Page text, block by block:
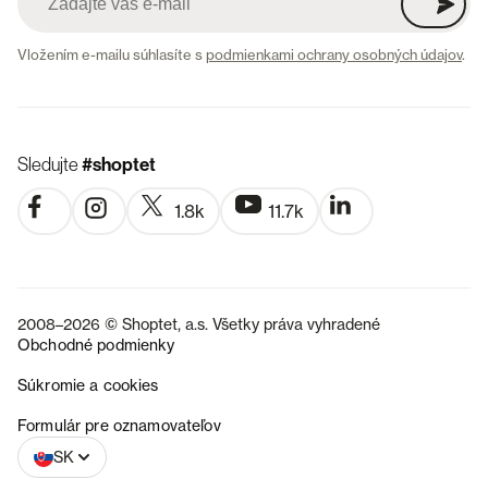
Vložením e-mailu súhlasíte spodmienkami ochrany osobných údajov.
Sledujte#shoptet
1.8k 11.7k
2008–2026 © Shoptet, a.s. Všetky práva vyhradené
Obchodné podmienky
Súkromie a cookies
Formulár pre oznamovateľov
SK